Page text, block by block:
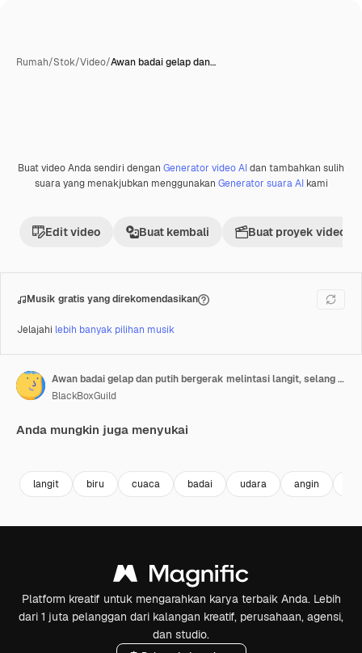
Rumah/Stok/Video/Awan badai gelap dan…
Premium
Buat video Anda sendiri dengan Generator video AIdan tambahkan sulih
suara yang menakjubkan menggunakan Generator suara AIkami
Edit video Buat kembali Buat proyek video
Musik gratis yang direkomendasikan
Jelajahi lebih banyak pilihan musik
Awan badai gelap dan putih bergerak melintasi langit, selang waktu.
BlackBoxGuild
Anda mungkin juga menyukai
langit biru cuaca badai udara angin
Platform kreatif untuk mengarahkan karya terbaik Anda. Lebih
dari 1 juta pelanggan dari kalangan kreatif, perusahaan, agensi,
dan studio.